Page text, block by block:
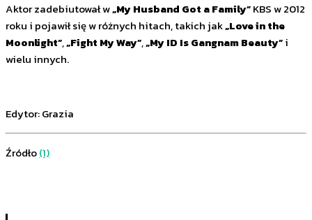
Aktor zadebiutował w„My Husband Got a Family”KBS w 2012
roku i pojawił się w różnych hitach, takich jak„Love in the
Moonlight”,„Fight My Way”,„My ID Is Gangnam Beauty”i
wielu innych.
Edytor: Grazia
Źródło(1)